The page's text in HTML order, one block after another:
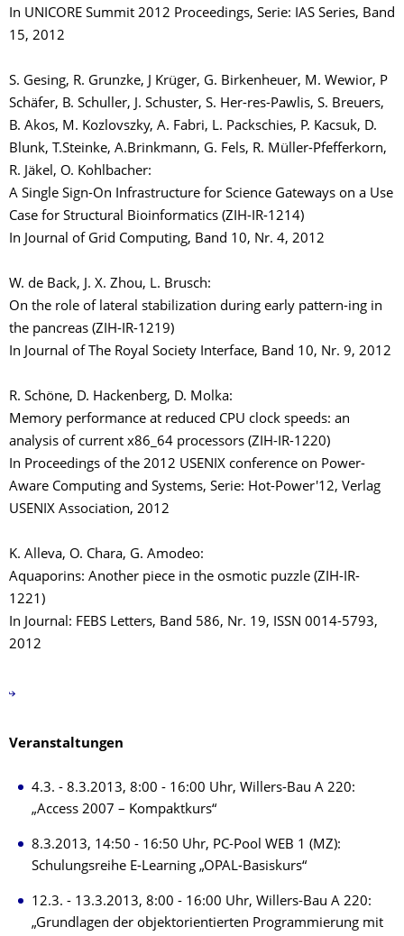
In UNICORE Summit 2012 Proceedings, Serie: IAS Series, Band
15, 2012
S. Gesing, R. Grunzke, J Krüger, G. Birkenheuer, M. Wewior, P
Schäfer, B. Schuller, J. Schuster, S. Her-res-Pawlis, S. Breuers,
B. Akos, M. Kozlovszky, A. Fabri, L. Packschies, P. Kacsuk, D.
Blunk, T.Steinke, A.Brinkmann, G. Fels, R. Müller-Pfefferkorn,
R. Jäkel, O. Kohlbacher:
A Single Sign-On Infrastructure for Science Gateways on a Use
Case for Structural Bioinformatics (ZIH-IR-1214)
In Journal of Grid Computing, Band 10, Nr. 4, 2012
W. de Back, J. X. Zhou, L. Brusch:
On the role of lateral stabilization during early pattern-ing in
the pancreas (ZIH-IR-1219)
In Journal of The Royal Society Interface, Band 10, Nr. 9, 2012
R. Schöne, D. Hackenberg, D. Molka:
Memory performance at reduced CPU clock speeds: an
analysis of current x86_64 processors (ZIH-IR-1220)
In Proceedings of the 2012 USENIX conference on Power-
Aware Computing and Systems, Serie: Hot-Power'12, Verlag
USENIX Association, 2012
K. Alleva, O. Chara, G. Amodeo:
Aquaporins: Another piece in the osmotic puzzle (ZIH-IR-
1221)
In Journal: FEBS Letters, Band 586, Nr. 19, ISSN 0014-5793,
2012
Veranstaltungen
4.3. - 8.3.2013, 8:00 - 16:00 Uhr, Willers-Bau A 220:
„Access 2007 – Kompaktkurs“
8.3.2013, 14:50 - 16:50 Uhr, PC-Pool WEB 1 (MZ):
Schulungsreihe E-Learning „OPAL-Basiskurs“
12.3. - 13.3.2013, 8:00 - 16:00 Uhr, Willers-Bau A 220:
„Grundlagen der objektorientierten Programmierung mit